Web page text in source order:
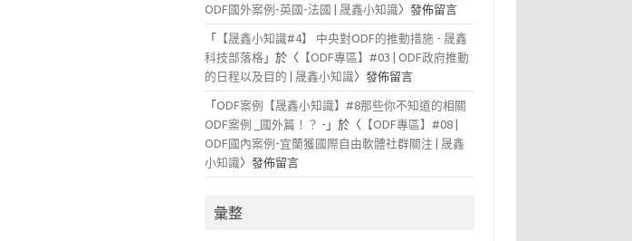
ODF國外案例-英國-法國 | 晟鑫小知識〉發佈留言
「
【晟鑫小知識#4】 中央對ODF的推動措施 - 晟鑫
科技部落格 」於〈 【ODF專區】#03 | ODF政府推動
的日程以及目的 | 晟鑫小知識〉發佈留言
「ODF案例【晟鑫小知識】#8那些你不知道的相關
ODF案例 _國外篇！？ - 」於〈 【ODF專區】#08 |
ODF國內案例-宜蘭獲國際自由軟體社群關注 | 晟鑫
小知識〉發佈留言
彙整